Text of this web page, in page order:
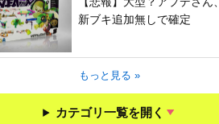
新ブキ追加無しで確定
もっと見る »
カテゴリ一覧を開く